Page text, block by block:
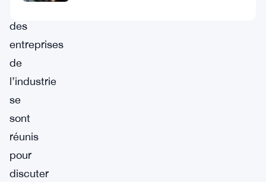
des
entreprises
de
l’industrie
se
sont
réunis
pour
discuter